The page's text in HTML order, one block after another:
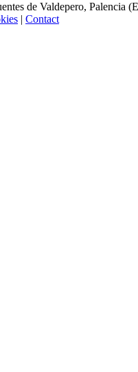
de Valdepero, Palencia
| Contact